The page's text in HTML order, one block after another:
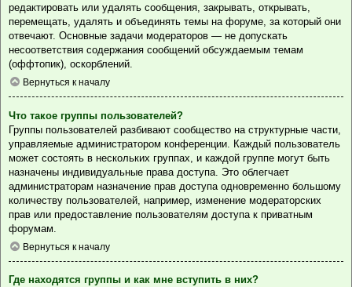
редактировать или удалять сообщения, закрывать, открывать,
перемещать, удалять и объединять темы на форуме, за который они
отвечают. Основные задачи модераторов — не допускать
несоответствия содержания сообщений обсуждаемым темам
(оффтопик), оскорблений.
Вернуться к началу
Что такое группы пользователей?
Группы пользователей разбивают сообщество на структурные части,
управляемые администратором конференции. Каждый пользователь
может состоять в нескольких группах, и каждой группе могут быть
назначены индивидуальные права доступа. Это облегчает
администраторам назначение прав доступа одновременно большому
количеству пользователей, например, изменение модераторских
прав или предоставление пользователям доступа к приватным
форумам.
Вернуться к началу
Где находятся группы и как мне вступить в них?